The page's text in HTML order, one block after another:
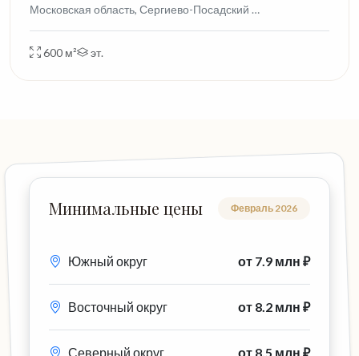
Московская область, Сергиево-Посадский …
600 м² эт.
Минимальные цены Февраль 2026
Южный округ от 7.9 млн ₽
Восточный округ от 8.2 млн ₽
Северный округ от 8.5 млн ₽